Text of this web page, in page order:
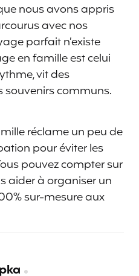
nous avons appris
avec nos
parfait n’existe
en famille est celui
vit des
souvenirs communs.
réclame un peu de
pour éviter les
pouvez compter sur
aider à organiser un
sur-mesure aux